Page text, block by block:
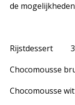
de
Rijstdessert
Chocomousse